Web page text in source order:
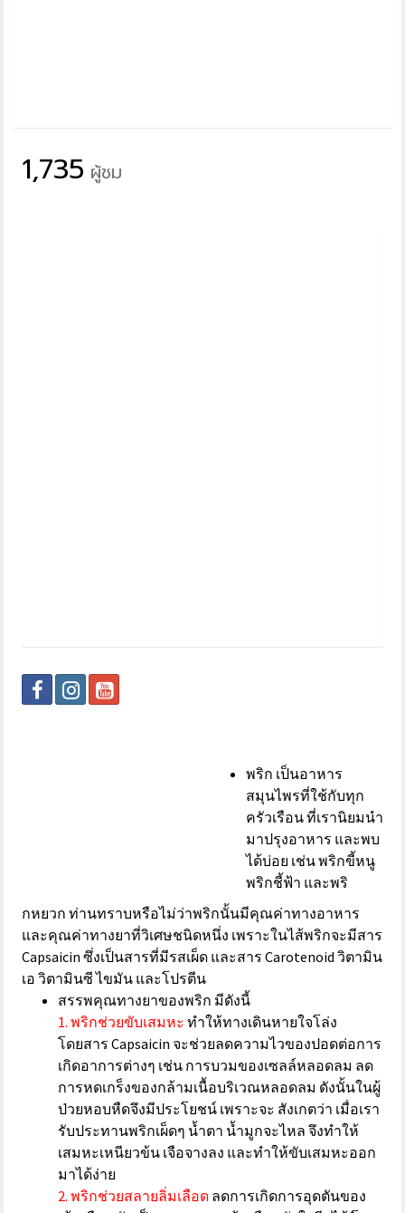
1,735 ผู้ชม
พริก เป็นอาหาร
สมุนไพรที่ใช้กับทุก
ครัวเรือน ที่เรานิยมนำ
มาปรุงอาหาร และพบ
ได้บ่อย เช่น พริกขี้หนู
พริกชี้ฟ้า และพริ
กหยวก ท่านทราบหรือไม่ว่าพริกนั้นมีคุณค่าทางอาหาร
และคุณค่าทางยาที่วิเศษชนิดหนึ่ง เพราะในไส้พริกจะมีสาร
Capsaicin ซึ่งเป็นสารที่มีรสเผ็ด และสาร Carotenoid วิตามิน
เอ วิตามินซี ไขมัน และโปรตีน
สรรพคุณทางยาของพริก มีดังนี้
1. พริกช่วยขับเสมหะ ทำให้ทางเดินหายใจโล่ง
โดยสาร Capsaicin จะช่วยลดความไวของปอดต่อการ
เกิดอาการต่างๆ เช่น การบวมของเซลล์หลอดลม ลด
การหดเกร็งของกล้ามเนื้อบริเวณหลอดลม ดังนั้นในผู้
ป่วยหอบหืดจึงมีประโยชน์ เพราะจะ สังเกตว่า เมื่อเรา
รับประทานพริกเผ็ดๆ น้ำตา น้ำมูกจะไหล จึงทำให้
เสมหะเหนียวข้น เจือจางลง และทำให้ขับเสมหะออก
มาได้ง่าย
2. พริกช่วยสลายลิ่มเลือด ลดการเกิดการอุดตันของ